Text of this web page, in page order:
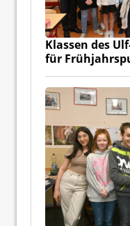
Klassen des
für